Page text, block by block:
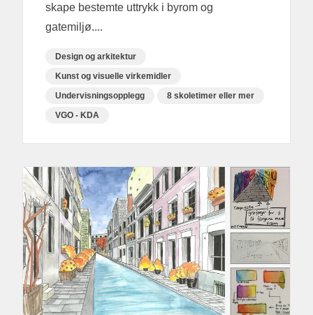
skape bestemte uttrykk i byrom og
gatemiljø....
Design og arkitektur
Kunst og visuelle virkemidler
Undervisningsopplegg
8 skoletimer eller mer
VGO - KDA